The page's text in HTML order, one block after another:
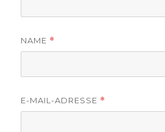
NAME *
E-MAIL-ADRESSE *